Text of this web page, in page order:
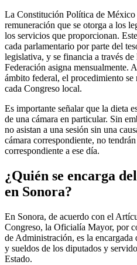
La Constitución Política de
remuneración que se otorga a los
los servicios que proporcionan.
cada parlamentario por parte del
legislativa, y se financia a través
Federación asigna mensualmente.
ámbito federal, el procedimiento
cada Congreso local.
Es importante señalar que la dieta
de una cámara en particular. Sin
no asistan a una sesión sin una
cámara correspondiente, no
correspondiente a ese día.
¿Quién se encarga
en Sonora?
En Sonora, de acuerdo con el
Congreso, la Oficialía Mayor, por
de Administración, es la encargada
y sueldos de los diputados y
Estado.